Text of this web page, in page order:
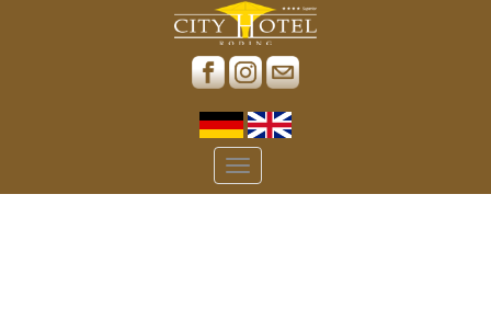
Toggle
navigation